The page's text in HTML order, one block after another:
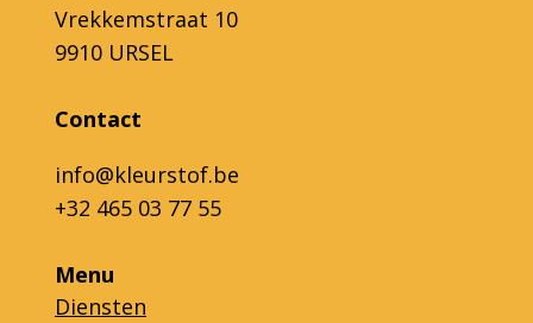
Vrekkemstraat 10
9910 URSEL
Contact
info@kleurstof.be
+32 465 03 77 55
Menu
Diensten